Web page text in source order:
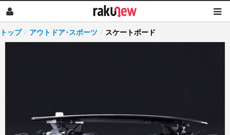
トップ / アウトドア･スポーツ / スケートボード